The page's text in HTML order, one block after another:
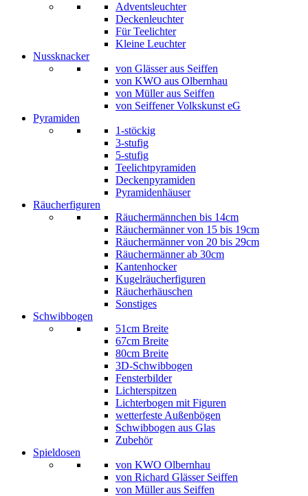
Adventsleuchter
Deckenleuchter
Für Teelichter
Kleine Leuchter
Nussknacker
von Glässer aus Seiffen
von KWO aus Olbernhau
von Müller aus Seiffen
von Seiffener Volkskunst eG
Pyramiden
1-stöckig
3-stufig
5-stufig
Teelichtpyramiden
Deckenpyramiden
Pyramidenhäuser
Räucherfiguren
Räuchermännchen bis 14cm
Räuchermänner von 15 bis 19cm
Räuchermänner von 20 bis 29cm
Räuchermänner ab 30cm
Kantenhocker
Kugelräucherfiguren
Räucherhäuschen
Sonstiges
Schwibbogen
51cm Breite
67cm Breite
80cm Breite
3D-Schwibbogen
Fensterbilder
Lichterspitzen
Lichterbogen mit Figuren
wetterfeste Außenbögen
Schwibbogen aus Glas
Zubehör
Spieldosen
von KWO Olbernhau
von Richard Glässer Seiffen
von Müller aus Seiffen